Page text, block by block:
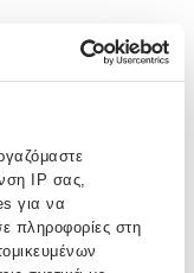
IP σας,
για να
πληροφορίες στη